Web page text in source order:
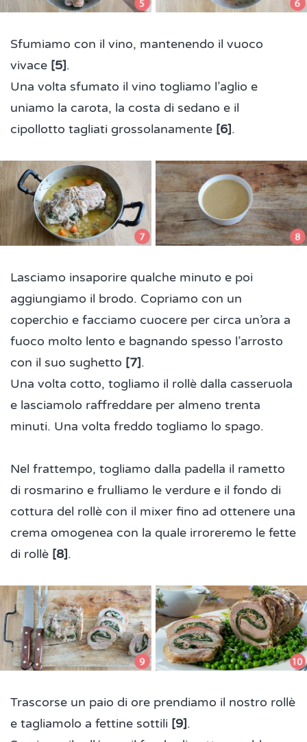
Sfumiamo con il vino, mantenendo il vuoco
vivace [5].
Una volta sfumato il vino togliamo l’aglio e
uniamo la carota, la costa di sedano e il
cipollotto tagliati grossolanamente [6].
Lasciamo insaporire qualche minuto e poi
aggiungiamo il brodo. Copriamo con un
coperchio e facciamo cuocere per circa un’ora a
fuoco molto lento e bagnando spesso l’arrosto
con il suo sughetto [7].
Una volta cotto, togliamo il rollè dalla casseruola
e lasciamolo raffreddare per almeno trenta
minuti. Una volta freddo togliamo lo spago.
Nel frattempo, togliamo dalla padella il rametto
di rosmarino e frulliamo le verdure e il fondo di
cottura del rollè con il mixer fino ad ottenere una
crema omogenea con la quale irroreremo le fette
di rollè [8].
Trascorse un paio di ore prendiamo il nostro rollè
e tagliamolo a fettine sottili [9].